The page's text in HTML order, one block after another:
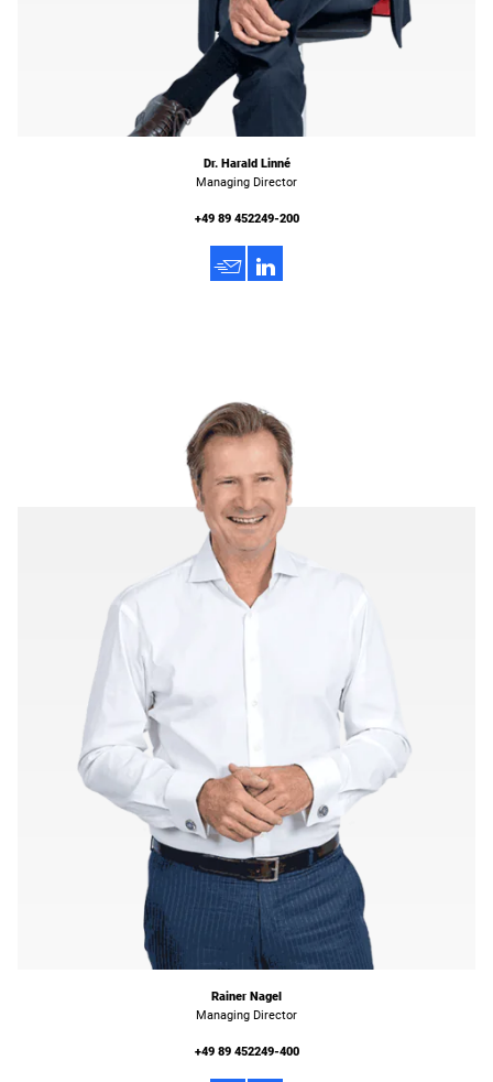
Dr. Harald Linné
Managing Director
+49 89 452249-200
h 3
Rainer Nagel
Managing Director
+49 89 452249-400